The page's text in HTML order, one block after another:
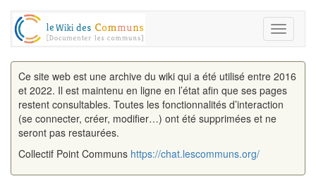
Toggle
Ce site web est une archive du wiki qui a été utilisé entre 2016
et 2022. Il est maintenu en ligne en l’état afin que ses pages
restent consultables. Toutes les fonctionnalités d’interaction
(se connecter, créer, modifier…) ont été supprimées et ne
seront pas restaurées.
Collectif Point Communs https://chat.lescommuns.org/